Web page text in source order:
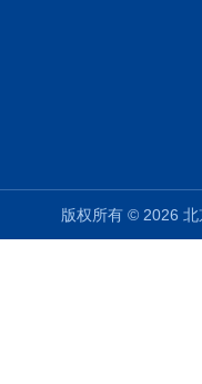
版权所有 © 2026